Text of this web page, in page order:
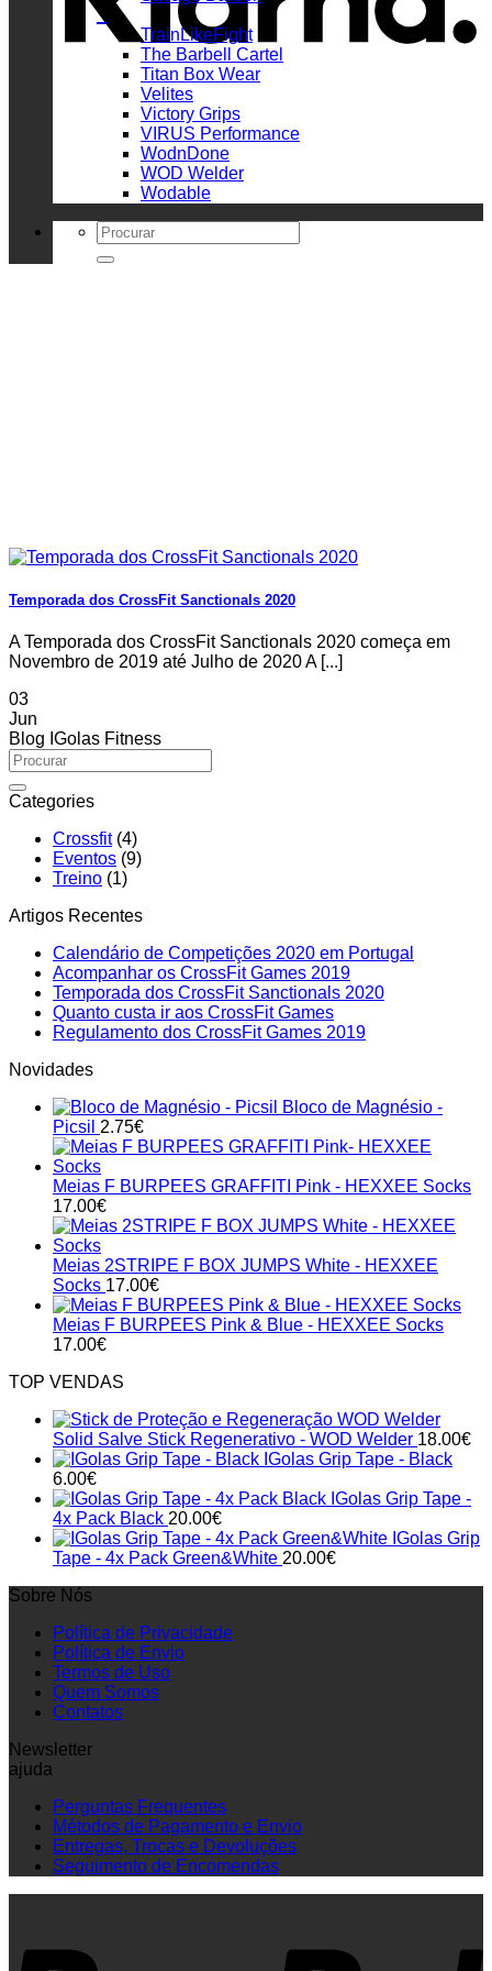
_
TrainLikeFight
The Barbell Cartel
Titan Box Wear
Velites
Victory Grips
VIRUS Performance
WodnDone
WOD Welder
Wodable
Search
for:
Temporada dos CrossFit Sanctionals 2020
A Temporada dos CrossFit Sanctionals 2020 começa em
Novembro de 2019 até Julho de 2020 A [...]
03
Jun
Blog IGolas Fitness
Categories
Crossfit(4)
Eventos (9)
Treino (1)
Artigos Recentes
Calendário de Competições 2020 em Portugal
Portugal
Acompanhar os CrossFit Games 2019No
Comments
Acompanhar
2019
Temporada dos CrossFit Sanctionals 2020No
Sanctionals
Quanto custa ir aos CrossFit GamesNo
Comments
ir
CrossFit
Regulamento dos CrossFit Games 2019No
dos
Games
Novidades
Bloco de Magnésio -
Picsil 2.75€
Meias F BURPEES GRAFFITI Pink - HEXXEE Socks
17.00€
Meias 2STRIPE F BOX JUMPS White - HEXXEE
Socks 17.00€
Meias F BURPEES Pink & Blue - HEXXEE Socks
17.00€
TOP VENDAS
Solid Salve Stick Regenerativo - WOD Welder 18.00€
IGolas Grip Tape - Black
6.00€
IGolas Grip Tape -
4x Pack Black 20.00€
IGolas Grip
Tape - 4x Pack Green&White 20.00€
Sobre Nós
Política de Privacidade
Política de Envio
Termos de Uso
Quem Somos
Contatos
Newsletter
ajuda
Perguntas Frequentes
Métodos de Pagamento e Envio
Entregas, Trocas e Devoluções
Seguimento de Encomendas